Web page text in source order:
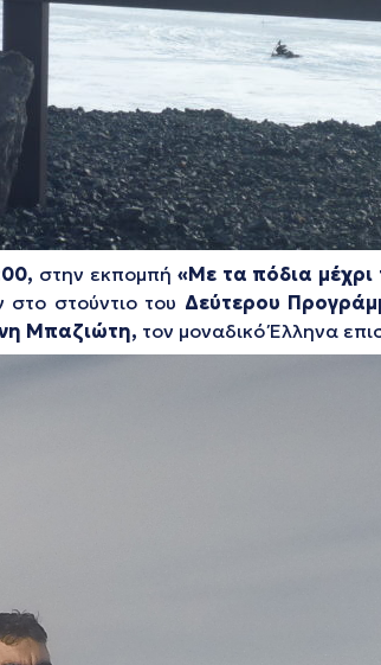
στην εκπομπή «Με τα πόδια μέχρι
στο στούντιο του Δεύτερου
Μπαζιώτη, τον μοναδικό Έλληνα